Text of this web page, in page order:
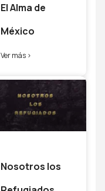
El Alma de
México
Ver más >
Nosotros los